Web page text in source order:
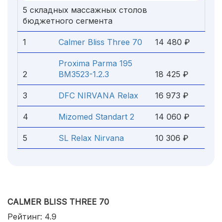
5 складных массажных столов
бюджетного сегмента
1 Calmer Bliss Three 70 14 480 ₽
2
Proxima Parma 195
BM3523-1.2.3
18 425 ₽
3 DFC NIRVANA Relax 16 973 ₽
4 Mizomed Standart 2 14 060 ₽
5 SL Relax Nirvana 10 306 ₽
CALMER BLISS THREE 70
Рейтинг: 4.9